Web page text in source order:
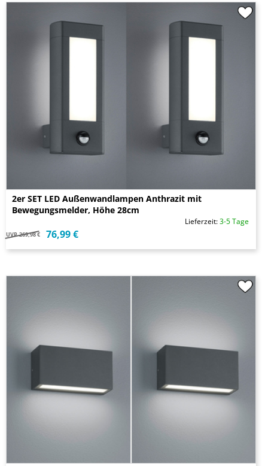
2er SET LED Außenwandlampen Anthrazit mit
Bewegungsmelder, Höhe 28cm
Lieferzeit:3-5 Tage
UVP 269,98 € 76,99 €